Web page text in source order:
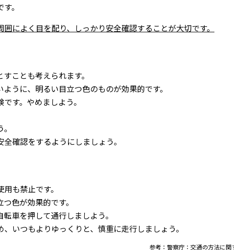
。
によく目を配り、しっかり安全確認することが大切です。
ことも考えられます。
うに、明るい目立つ色のものが効果的です。
す。やめましよう。
確認をするようにしましょう。
も禁止です。
色が効果的です。
車を押して通行しましよう。
いつもよりゆっくりと、慎重に走行しましょう。
参考：警察庁：交通の方法に関